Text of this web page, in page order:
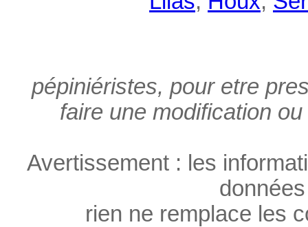
pépiniéristes, pour etre
faire une modification
Avertissement : les
rien ne remplace les